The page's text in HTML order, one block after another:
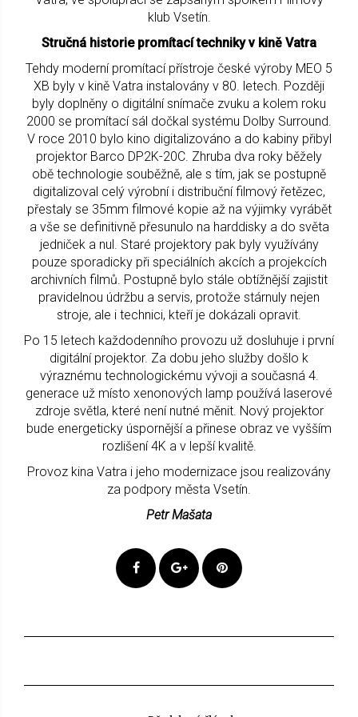
klub Vsetín.
Stručná historie promítací techniky v kině Vatra
Tehdy moderní promítací přístroje české výroby MEO 5
XB byly v kině Vatra instalovány v 80. letech. Později
byly doplněny o digitální snímače zvuku a kolem roku
2000 se promítací sál dočkal systému Dolby Surround.
V roce 2010 bylo kino digitalizováno a do kabiny přibyl
projektor Barco DP2K-20C. Zhruba dva roky běžely
obě technologie souběžně, ale s tím, jak se postupně
digitalizoval celý výrobní i distribuční filmový řetězec,
přestaly se 35mm filmové kopie až na výjimky vyrábět
a vše se definitivně přesunulo na harddisky a do světa
jedniček a nul. Staré projektory pak byly využívány
pouze sporadicky při speciálních akcích a projekcích
archivních filmů. Postupně bylo stále obtížnější zajistit
pravidelnou údržbu a servis, protože stárnuly nejen
stroje, ale i technici, kteří je dokázali opravit.
Po 15 letech každodenního provozu už dosluhuje i první
digitální projektor. Za dobu jeho služby došlo k
výraznému technologickému vývoji a současná 4.
generace už místo xenonových lamp používá laserové
zdroje světla, které není nutné měnit. Nový projektor
bude energeticky úspornější a přinese obraz ve vyšším
rozlišení 4K a v lepší kvalitě.
Provoz kina Vatra i jeho modernizace jsou realizovány
za podpory města Vsetín.
Petr Mašata